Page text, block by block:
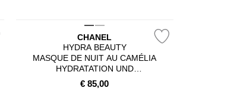
CHANEL
HYDRA BEAUTY
MASQUE DE NUIT AU CAMÉLIA
HYDRATATION UND
SAUERSTOFFVERSORGUNG TUBE
€85,00